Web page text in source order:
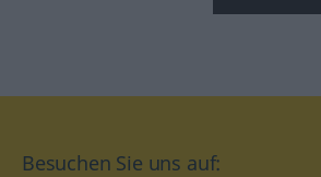
Besuchen Sie uns auf: